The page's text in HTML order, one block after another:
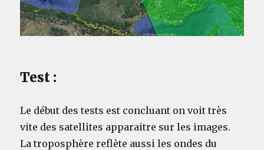
Test :
Le début des tests est concluant on voit très
vite des satellites apparaitre sur les images.
La troposphère reflète aussi les ondes du